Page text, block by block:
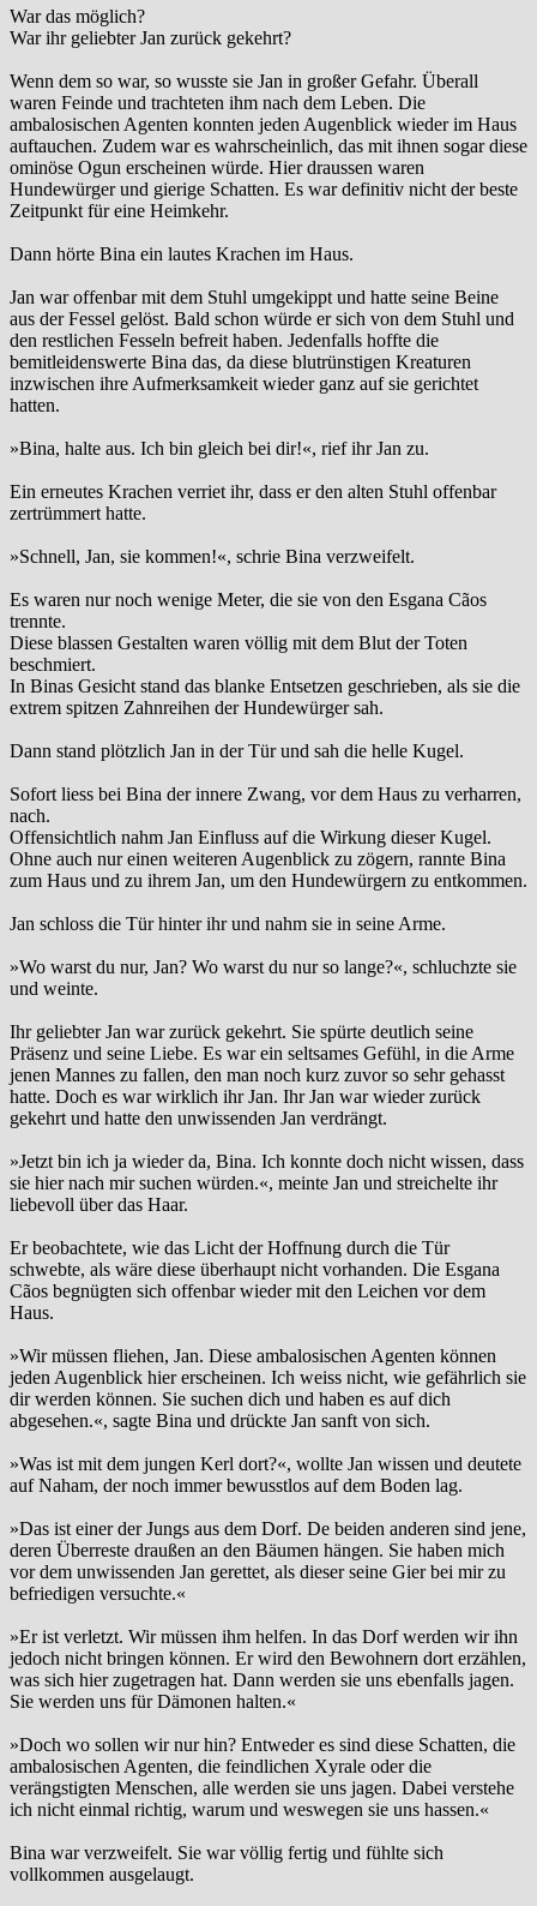
War das möglich?
War ihr geliebter Jan zurück gekehrt?
Wenn dem so war, so wusste sie Jan in großer Gefahr. Überall
waren Feinde und trachteten ihm nach dem Leben. Die
ambalosischen Agenten konnten jeden Augenblick wieder im Haus
auftauchen. Zudem war es wahrscheinlich, das mit ihnen sogar diese
ominöse Ogun erscheinen würde. Hier draussen waren
Hundewürger und gierige Schatten. Es war definitiv nicht der beste
Zeitpunkt für eine Heimkehr.
Dann hörte Bina ein lautes Krachen im Haus.
Jan war offenbar mit dem Stuhl umgekippt und hatte seine Beine
aus der Fessel gelöst. Bald schon würde er sich von dem Stuhl und
den restlichen Fesseln befreit haben. Jedenfalls hoffte die
bemitleidenswerte Bina das, da diese blutrünstigen Kreaturen
inzwischen ihre Aufmerksamkeit wieder ganz auf sie gerichtet
hatten.
»Bina, halte aus. Ich bin gleich bei dir!«, rief ihr Jan zu.
Ein erneutes Krachen verriet ihr, dass er den alten Stuhl offenbar
zertrümmert hatte.
»Schnell, Jan, sie kommen!«, schrie Bina verzweifelt.
Es waren nur noch wenige Meter, die sie von den Esgana Cãos
trennte.
Diese blassen Gestalten waren völlig mit dem Blut der Toten
beschmiert.
In Binas Gesicht stand das blanke Entsetzen geschrieben, als sie die
extrem spitzen Zahnreihen der Hundewürger sah.
Dann stand plötzlich Jan in der Tür und sah die helle Kugel.
Sofort liess bei Bina der innere Zwang, vor dem Haus zu verharren,
nach.
Offensichtlich nahm Jan Einfluss auf die Wirkung dieser Kugel.
Ohne auch nur einen weiteren Augenblick zu zögern, rannte Bina
zum Haus und zu ihrem Jan, um den Hundewürgern zu entkommen.
Jan schloss die Tür hinter ihr und nahm sie in seine Arme.
»Wo warst du nur, Jan? Wo warst du nur so lange?«, schluchzte sie
und weinte.
Ihr geliebter Jan war zurück gekehrt. Sie spürte deutlich seine
Präsenz und seine Liebe. Es war ein seltsames Gefühl, in die Arme
jenen Mannes zu fallen, den man noch kurz zuvor so sehr gehasst
hatte. Doch es war wirklich ihr Jan. Ihr Jan war wieder zurück
gekehrt und hatte den unwissenden Jan verdrängt.
»Jetzt bin ich ja wieder da, Bina. Ich konnte doch nicht wissen, dass
sie hier nach mir suchen würden.«, meinte Jan und streichelte ihr
liebevoll über das Haar.
Er beobachtete, wie das Licht der Hoffnung durch die Tür
schwebte, als wäre diese überhaupt nicht vorhanden. Die Esgana
Cãos begnügten sich offenbar wieder mit den Leichen vor dem
Haus.
»Wir müssen fliehen, Jan. Diese ambalosischen Agenten können
jeden Augenblick hier erscheinen. Ich weiss nicht, wie gefährlich sie
dir werden können. Sie suchen dich und haben es auf dich
abgesehen.«, sagte Bina und drückte Jan sanft von sich.
»Was ist mit dem jungen Kerl dort?«, wollte Jan wissen und deutete
auf Naham, der noch immer bewusstlos auf dem Boden lag.
»Das ist einer der Jungs aus dem Dorf. De beiden anderen sind jene,
deren Überreste draußen an den Bäumen hängen. Sie haben mich
vor dem unwissenden Jan gerettet, als dieser seine Gier bei mir zu
befriedigen versuchte.«
»Er ist verletzt. Wir müssen ihm helfen. In das Dorf werden wir ihn
jedoch nicht bringen können. Er wird den Bewohnern dort erzählen,
was sich hier zugetragen hat. Dann werden sie uns ebenfalls jagen.
Sie werden uns für Dämonen halten.«
»Doch wo sollen wir nur hin? Entweder es sind diese Schatten, die
ambalosischen Agenten, die feindlichen Xyrale oder die
verängstigten Menschen, alle werden sie uns jagen. Dabei verstehe
ich nicht einmal richtig, warum und weswegen sie uns hassen.«
Bina war verzweifelt. Sie war völlig fertig und fühlte sich
vollkommen ausgelaugt.